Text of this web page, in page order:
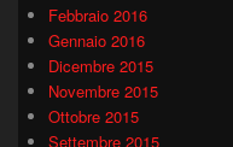
Febbraio 2016
Gennaio 2016
Dicembre 2015
Novembre 2015
Ottobre 2015
Settembre 2015